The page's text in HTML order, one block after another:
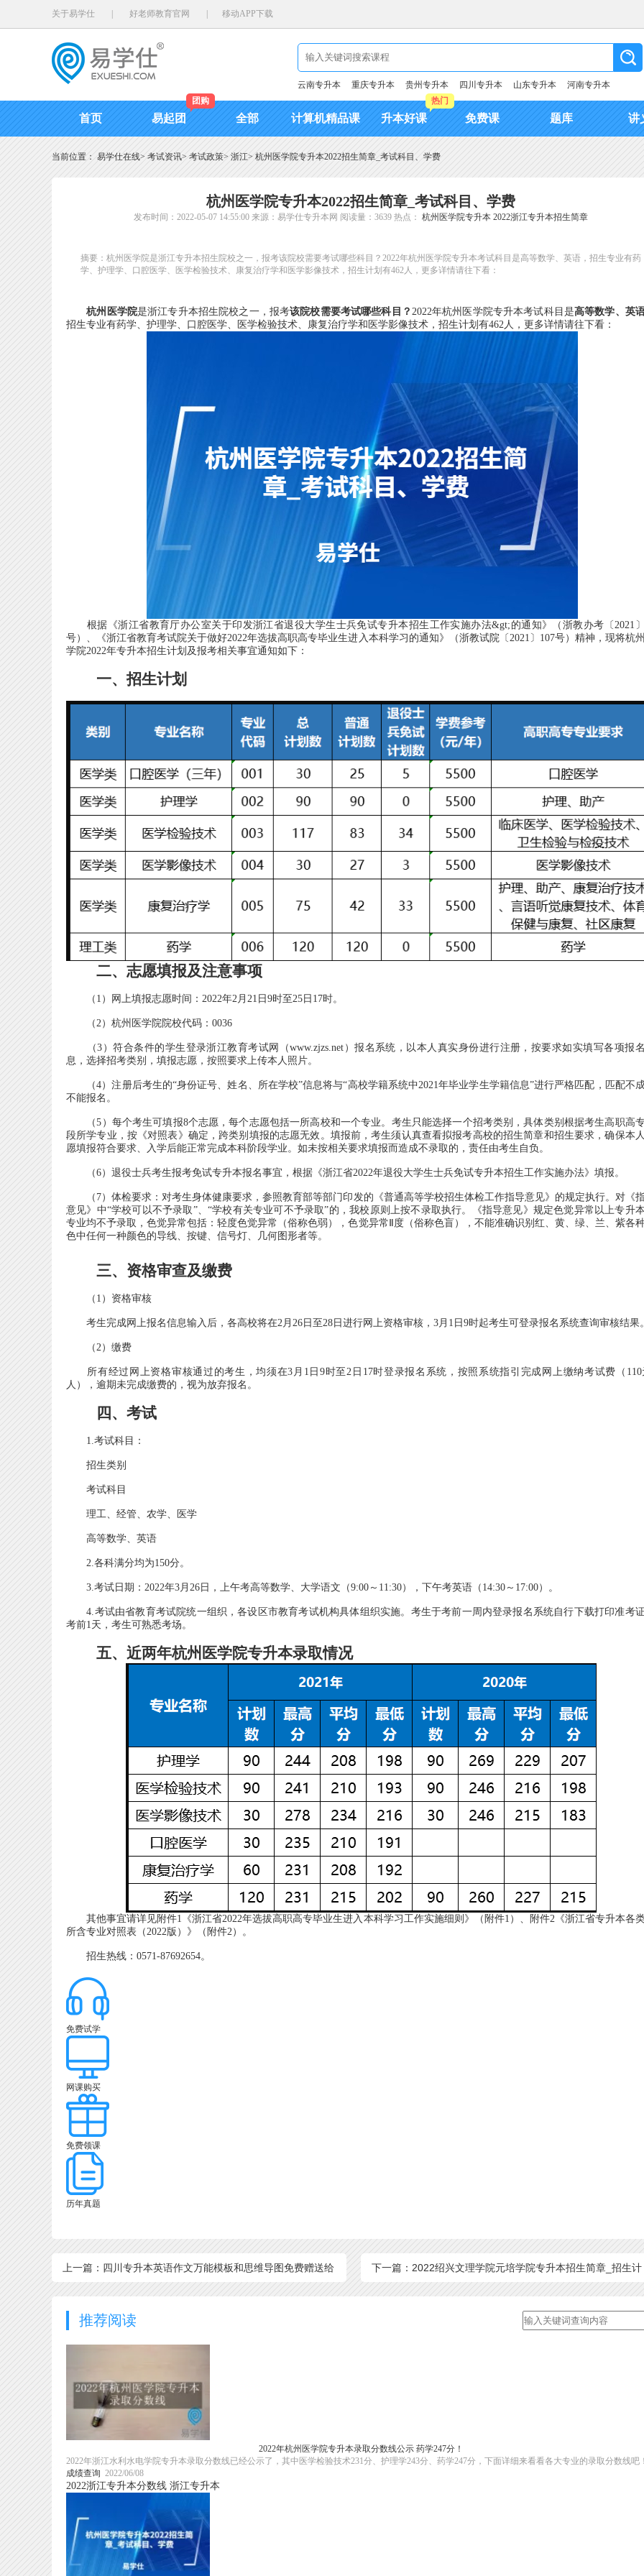
关于易学仕 好老师教育官网 移动APP下载
云南专升本 重庆专升本 贵州专升本 四川专升本 山东专升本 河南专升本
首页 易起团
团购
全部 计算机精品课 升本好课
热门
免费课 题库 讲
当前位置： 易学仕在线> 考试资讯> 考试政策> 浙江> 杭州医学院专升本2022招生简章_考试科目、学费
杭州医学院专升本2022招生简章_考试科目、学费
发布时间：2022-05-07 14:55:00 来源：易学仕专升本网 阅读量：3639 热点： 杭州医学院专升本 2022浙江专升本招生简章
摘要：杭州医学院是浙江专升本招生院校之一，报考该院校需要考试哪些科目？2022年杭州医学院专升本考试科目是高等数学、英语，招生专业有药
学、护理学、口腔医学、医学检验技术、康复治疗学和医学影像技术，招生计划有462人，更多详情请往下看：
杭州医学院是浙江专升本招生院校之一，报考该院校需要考试哪些科目？ 2022年杭州医学院专升本考试科目是高等数学、英
招生专业有药学、护理学、口腔医学、医学检验技术、康复治疗学和医学影像技术，招生计划有462人，更多详情请往下看：
根据《浙江省教育厅办公室关于印发浙江省退役大学生士兵免试专升本招生工作实施办法&gt;的通知》（浙教办考〔2021
号）、《浙江省教育考试院关于做好2022年选拔高职高专毕业生进入本科学习的通知》（浙教试院〔2021〕107号）精神，现将杭
学院2022年专升本招生计划及报考相关事宜通知如下：
一、招生计划
二、志愿填报及注意事项
（1）网上填报志愿时间：2022年2月21日9时至25日17时。
（2）杭州医学院院校代码：0036
（3）符合条件的学生登录浙江教育考试网（www.zjzs.net）报名系统，以本人真实身份进行注册，按要求如实填写各项报
息，选择招考类别，填报志愿，按照要求上传本人照片。
（4）注册后考生的“身份证号、姓名、所在学校”信息将与“高校学籍系统中2021年毕业学生学籍信息”进行严格匹配，匹配不
不能报名。
（5）每个考生可填报8个志愿，每个志愿包括一所高校和一个专业。考生只能选择一个招考类别，具体类别根据考生高职高
段所学专业，按《对照表》确定，跨类别填报的志愿无效。填报前，考生须认真查看拟报考高校的招生简章和招生要求，确保本
愿填报符合要求、入学后能正常完成本科阶段学业。如未按相关要求填报而造成不录取的，责任由考生自负。
（6）退役士兵考生报考免试专升本报名事宜，根据《浙江省2022年退役大学生士兵免试专升本招生工作实施办法》填报。
（7）体检要求：对考生身体健康要求，参照教育部等部门印发的《普通高等学校招生体检工作指导意见》的规定执行。对《
意见》中“学校可以不予录取”、“学校有关专业可不予录取”的，我校原则上按不录取执行。《指导意见》规定色觉异常以上专升
专业均不予录取，色觉异常包括：轻度色觉异常（俗称色弱），色觉异常Ⅱ度（俗称色盲），不能准确识别红、黄、绿、兰、紫各
色中任何一种颜色的导线、按键、信号灯、几何图形者等。
三、资格审查及缴费
（1）资格审核
考生完成网上报名信息输入后，各高校将在2月26日至28日进行网上资格审核，3月1日9时起考生可登录报名系统查询审核结果
（2）缴费
所有经过网上资格审核通过的考生，均须在3月1日9时至2日17时登录报名系统，按照系统指引完成网上缴纳考试费（110
人），逾期未完成缴费的，视为放弃报名。
四、考试
1.考试科目：
招生类别
考试科目
理工、经管、农学、医学
高等数学、英语
2.各科满分均为150分。
3.考试日期：2022年3月26日，上午考高等数学、大学语文（9:00～11:30），下午考英语（14:30～17:00）。
4.考试由省教育考试院统一组织，各设区市教育考试机构具体组织实施。考生于考前一周内登录报名系统自行下载打印准考
考前1天，考生可熟悉考场。
五、近两年杭州医学院专升本录取情况
其他事宜请详见附件1《浙江省2022年选拔高职高专毕业生进入本科学习工作实施细则》（附件1）、附件2《浙江省专升本各
所含专业对照表（2022版）》（附件2）。
招生热线：0571-87692654。
免费试学
网课购买
免费领课
历年真题
上一篇：四川专升本英语作文万能模板和思维导图免费赠送给
大家！
下一篇：2022绍兴文理学院元培学院专升本招生简章_招生计
划、专业
推荐阅读
2022年杭州医学院专升本录取分数线公示 药学247分！
2022年浙江水利水电学院专升本录取分数线已经公示了，其中医学检验技术231分、护理学243分、药学247分，下面详细来看看各大专业的录取分数线吧
成绩查询 2022/06/08
2022浙江专升本分数线 浙江专升本